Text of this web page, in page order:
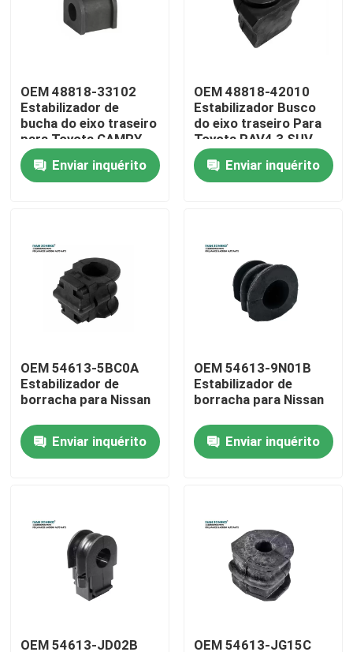
Produtos
Vídeos
Sobre nós
Visita à fábrica
Contate-nos
Casos
OEM 48818-33102
Estabilizador de
bucha do eixo traseiro
para Toyota CAMRY
Sedan
Enviar inquérito
OEM 48818-42010
Estabilizador Busco
do eixo traseiro Para
Toyota RAV4 3 SUV
Enviar inquérito
OEM 54613-5BC0A
Estabilizador de
borracha para Nissan
Enviar inquérito
OEM 54613-9N01B
Estabilizador de
borracha para Nissan
Enviar inquérito
OEM 54613-JD02B OEM 54613-JG15C